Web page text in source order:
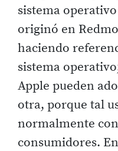
sistema
originó en
haciendo
sistema
Apple pueden
otra, porque tal
normalmente
consumidores.